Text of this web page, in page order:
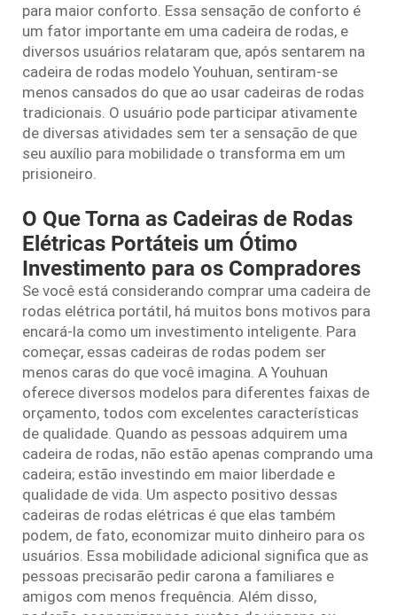
para maior conforto. Essa sensação de conforto é
um fator importante em uma cadeira de rodas, e
diversos usuários relataram que, após sentarem na
cadeira de rodas modelo Youhuan, sentiram-se
menos cansados do que ao usar cadeiras de rodas
tradicionais. O usuário pode participar ativamente
de diversas atividades sem ter a sensação de que
seu auxílio para mobilidade o transforma em um
prisioneiro.
O Que Torna as Cadeiras de Rodas
Elétricas Portáteis um Ótimo
Investimento para os Compradores
Se você está considerando comprar uma cadeira de
rodas elétrica portátil, há muitos bons motivos para
encará-la como um investimento inteligente. Para
começar, essas cadeiras de rodas podem ser
menos caras do que você imagina. A Youhuan
oferece diversos modelos para diferentes faixas de
orçamento, todos com excelentes características
de qualidade. Quando as pessoas adquirem uma
cadeira de rodas, não estão apenas comprando uma
cadeira; estão investindo em maior liberdade e
qualidade de vida. Um aspecto positivo dessas
cadeiras de rodas elétricas é que elas também
podem, de fato, economizar muito dinheiro para os
usuários. Essa mobilidade adicional significa que as
pessoas precisarão pedir carona a familiares e
amigos com menos frequência. Além disso,